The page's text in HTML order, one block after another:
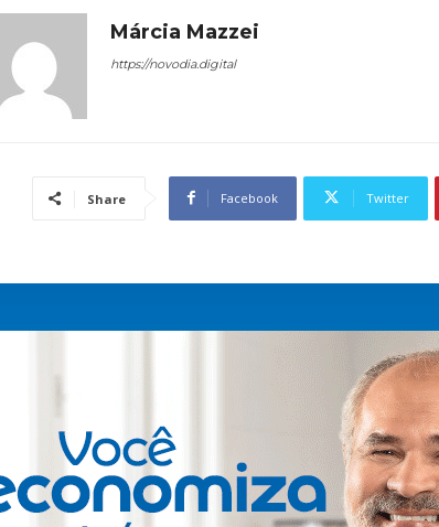
Márcia Mazzei
https://novodia.digital
Share Facebook Twitter